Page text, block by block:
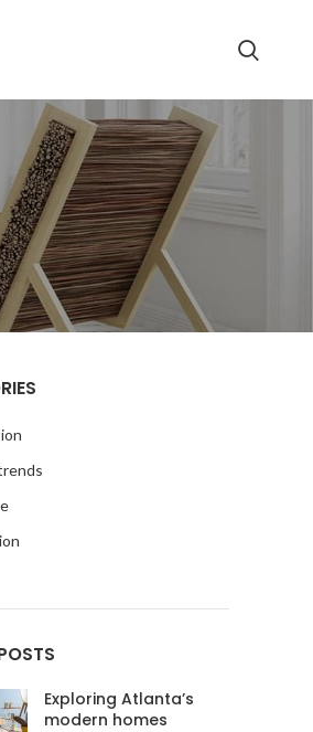
Exploring Atlanta’s
modern homes